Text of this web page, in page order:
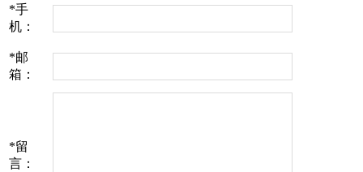
*手
机：
*邮
箱：
*留
言：